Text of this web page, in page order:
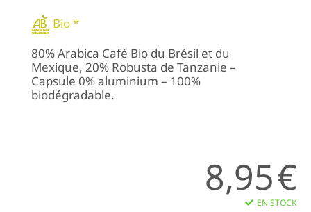
Bio *
80% Arabica Café Bio du Brésil et du
Mexique, 20% Robusta de Tanzanie –
Capsule 0% aluminium – 100%
biodégradable.
8,95€
EN STOCK